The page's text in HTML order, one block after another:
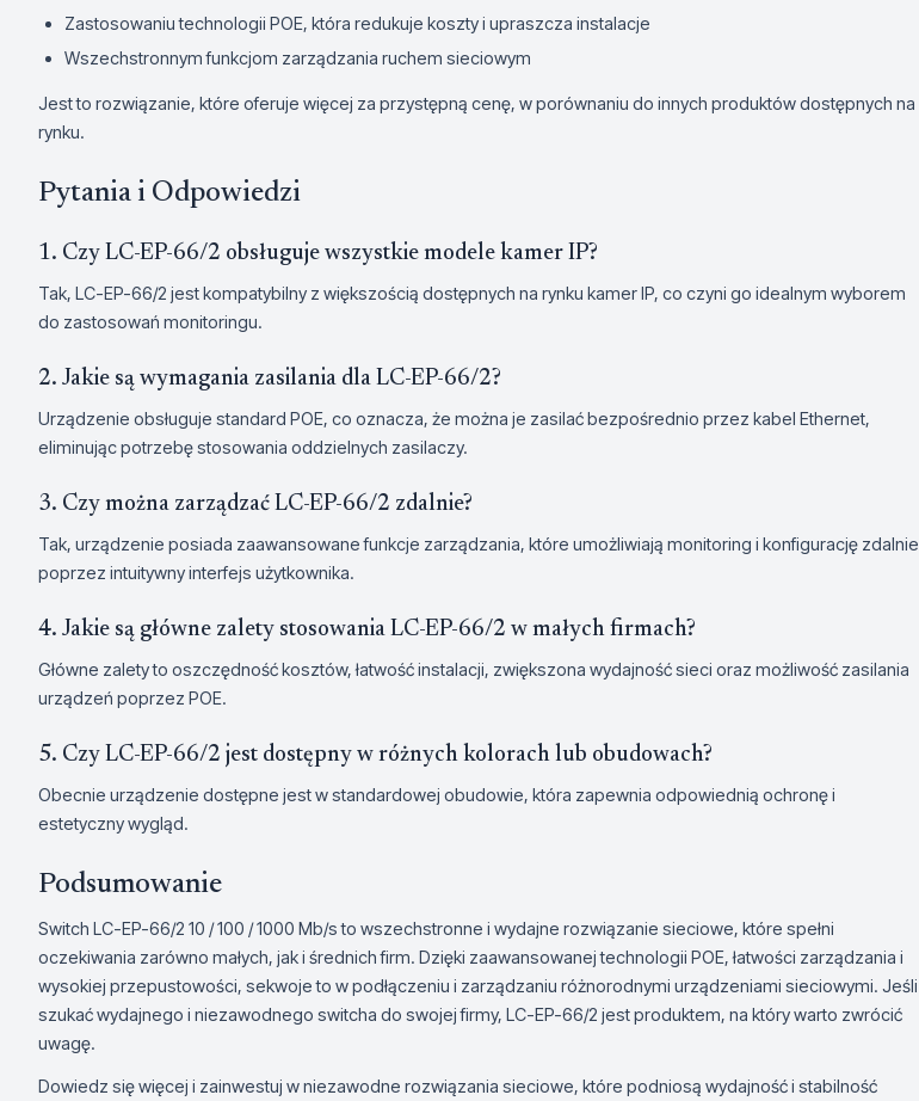
Zastosowaniu technologii POE, która redukuje koszty i upraszcza instalacje
Wszechstronnym funkcjom zarządzania ruchem sieciowym
Jest to rozwiązanie, które oferuje więcej za przystępną cenę, w porównaniu do innych produktów dostępnych na
rynku.
Pytania i Odpowiedzi
1. Czy LC-EP-66/2 obsługuje wszystkie modele kamer IP?
Tak, LC-EP-66/2 jest kompatybilny z większością dostępnych na rynku kamer IP, co czyni go idealnym wyborem
do zastosowań monitoringu.
2. Jakie są wymagania zasilania dla LC-EP-66/2?
Urządzenie obsługuje standard POE, co oznacza, że można je zasilać bezpośrednio przez kabel Ethernet,
eliminując potrzebę stosowania oddzielnych zasilaczy.
3. Czy można zarządzać LC-EP-66/2 zdalnie?
Tak, urządzenie posiada zaawansowane funkcje zarządzania, które umożliwiają monitoring i konfigurację zdalnie
poprzez intuitywny interfejs użytkownika.
4. Jakie są główne zalety stosowania LC-EP-66/2 w małych firmach?
Główne zalety to oszczędność kosztów, łatwość instalacji, zwiększona wydajność sieci oraz możliwość zasilania
urządzeń poprzez POE.
5. Czy LC-EP-66/2 jest dostępny w różnych kolorach lub obudowach?
Obecnie urządzenie dostępne jest w standardowej obudowie, która zapewnia odpowiednią ochronę i
estetyczny wygląd.
Podsumowanie
Switch LC-EP-66/2 10 / 100 / 1000 Mb/s to wszechstronne i wydajne rozwiązanie sieciowe, które spełni
oczekiwania zarówno małych, jak i średnich firm. Dzięki zaawansowanej technologii POE, łatwości zarządzania i
wysokiej przepustowości, sekwoje to w podłączeniu i zarządzaniu różnorodnymi urządzeniami sieciowymi. Jeśli
szukać wydajnego i niezawodnego switcha do swojej firmy, LC-EP-66/2 jest produktem, na który warto zwrócić
uwagę.
Dowiedz się więcej i zainwestuj w niezawodne rozwiązania sieciowe, które podniosą wydajność i stabilność